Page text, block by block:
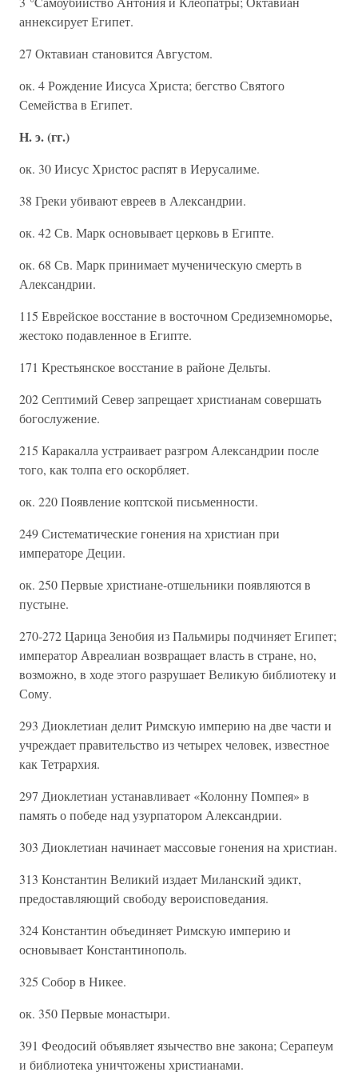
аннексирует Египет.
27 Октавиан становится Августом.
ок. 4 Рождение Иисуса Христа; бегство Святого
Семейства в Египет.
Н. э. (гг.)
ок. 30 Иисус Христос распят в Иерусалиме.
38 Греки убивают евреев в Александрии.
ок. 42 Св. Марк основывает церковь в Египте.
ок. 68 Св. Марк принимает мученическую смерть в
Александрии.
115 Еврейское восстание в восточном Средиземноморье,
жестоко подавленное в Египте.
171 Крестьянское восстание в районе Дельты.
202 Септимий Север запрещает христианам совершать
богослужение.
215 Каракалла устраивает разгром Александрии после
того, как толпа его оскорбляет.
ок. 220 Появление коптской письменности.
249 Систематические гонения на христиан при
императоре Деции.
ок. 250 Первые христиане-отшельники появляются в
пустыне.
270-272 Царица Зенобия из Пальмиры подчиняет Египет;
император Авреалиан возвращает власть в стране, но,
возможно, в ходе этого разрушает Великую библиотеку и
Сому.
293 Диоклетиан делит Римскую империю на две части и
учреждает правительство из четырех человек, известное
как Тетрархия.
297 Диоклетиан устанавливает «Колонну Помпея» в
память о победе над узурпатором Александрии.
303 Диоклетиан начинает массовые гонения на христиан.
313 Константин Великий издает Миланский эдикт,
предоставляющий свободу вероисповедания.
324 Константин объединяет Римскую империю и
основывает Константинополь.
325 Собор в Никее.
ок. 350 Первые монастыри.
391 Феодосий объявляет язычество вне закона; Серапеум
и библиотека уничтожены христианами.